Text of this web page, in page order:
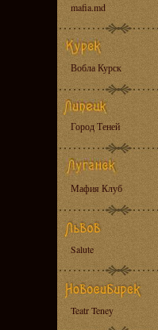
mafia.md
Вобла Курск
Город Теней
Мафия Клуб
Salute
Teatr Teney